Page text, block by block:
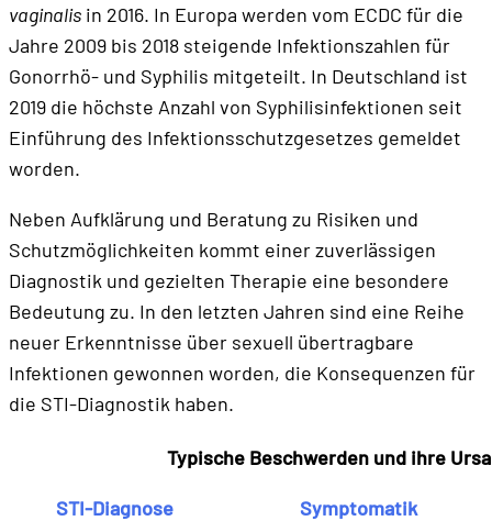
vaginalis in 2016. In Europa werden vom ECDC für die
Jahre 2009 bis 2018 steigende Infektionszahlen für
Gonorrhö- und Syphilis mitgeteilt. In Deutschland ist
2019 die höchste Anzahl von Syphilisinfektionen seit
Einführung des Infektionsschutzgesetzes gemeldet
worden.
Neben Aufklärung und Beratung zu Risiken und
Schutzmöglichkeiten kommt einer zuverlässigen
Diagnostik und gezielten Therapie eine besondere
Bedeutung zu. In den letzten Jahren sind eine Reihe
neuer Erkenntnisse über sexuell übertragbare
Infektionen gewonnen worden, die Konsequenzen für
die STI-Diagnostik haben.
Typische Beschwerden und ihre
STI-Diagnose Symptomatik